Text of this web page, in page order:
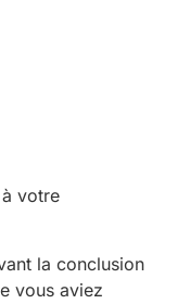
votre
la conclusion
vous aviez